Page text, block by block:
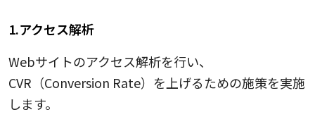
1.アクセス解析
Webサイトのアクセス解析を行い、
CVR（Conversion Rate）を上げるための施策を実施
します。